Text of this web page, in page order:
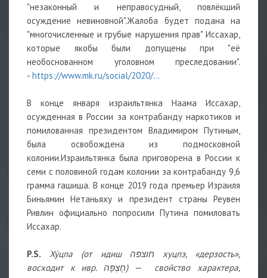
"незаконный и неправосудный, повлёкший
осуждение невиновной".Жалоба будет подана на
"многочисленные и грубые нарушения прав" Иссахар,
которые якобы были допущены при "её
необоснованном уголовном преследовании".
- https://www.mk.ru/social/2020/...
В конце января израильтянка Наама Иссахар,
осужденная в России за контрабанду наркотиков и
помилованная президентом Владимиром Путиным,
была освобождена из подмосковной
колонии.Израильтянка была приговорена в России к
семи с половиной годам колонии за контрабанду 9,6
грамма гашиша. В конце 2019 года премьер Израиля
Биньямин Нетаньяху и президент страны Реувен
Ривлин официально попросили Путина помиловать
Иссахар.
P.S.
Ху́цпа (от идиш חוצפּה хуцпэ, «дерзость»,
восходит к ивр. חֻצְפָּה) — свойство характера,